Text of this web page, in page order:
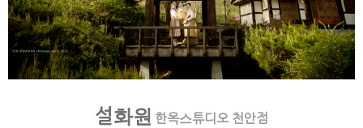
설화원 한옥스튜디오 천안점